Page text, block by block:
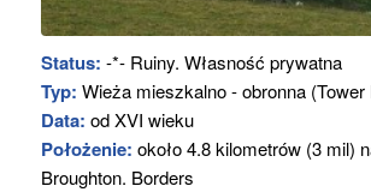
Status: -*- Ruiny. Własność prywatna
Typ: Wieża mieszkalno - obronna (Tower
Data: od XVI wieku
Położenie: około 4.8 kilometrów (3 mil)
Broughton. Borders